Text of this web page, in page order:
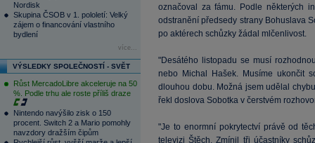
Nordisk
Skupina ČSOB v 1. pololetí: Velký
zájem o financování vlastního
bydlení
více...
VÝSLEDKY SPOLEČNOSTÍ - SVĚT
Růst MercadoLibre akceleruje na 50
%. Podle trhu ale roste příliš draze
Nintendo navýšilo zisk o 150
procent. Switch 2 a Mario pomohly
navzdory dražším čipům
označoval za fámu. Podle některých
odstranění předsedy strany Bohuslava
po aktérech schůzky žádal mlčenlivost.
"Desátého listopadu se musí
nebo Michal Hašek. Musíme ukončit
dlouhou dobu. Možná jsem udělal
řekl doslova Sobotka v čerstvém
"Je to enormní pokrytectví právě od
televizi Štěch. Zmínil tři účastníky